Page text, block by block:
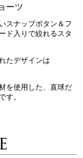
ーツ
スナップボタン＆フ
ド入りで絞れるスタ
たデザインは
を使用した、直球だ
す。